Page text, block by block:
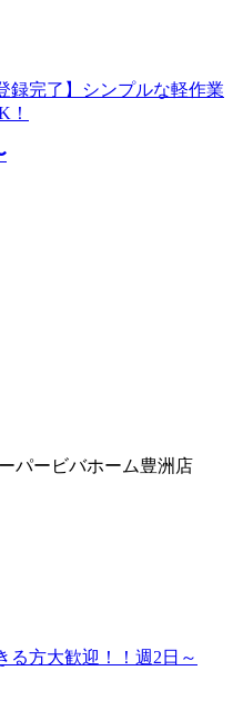
録完了】シンプルな軽作業
！
パービバホーム豊洲店
る方大歓迎！！週2日～